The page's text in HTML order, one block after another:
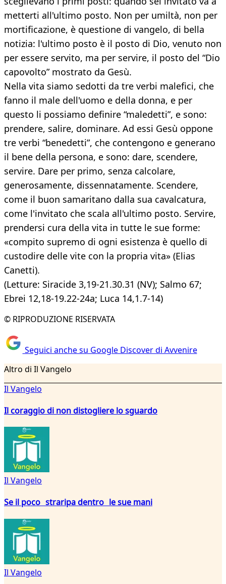
metterti all'ultimo posto. Non per umiltà, non per
mortificazione, è questione di vangelo, di bella
notizia: l'ultimo posto è il posto di Dio, venuto non
per essere servito, ma per servire, il posto del “Dio
capovolto” mostrato da Gesù.
Nella vita siamo sedotti da tre verbi malefici, che
fanno il male dell'uomo e della donna, e per
questo li possiamo definire “maledetti”, e sono:
prendere, salire, dominare. Ad essi Gesù oppone
tre verbi “benedetti”, che contengono e generano
il bene della persona, e sono: dare, scendere,
servire. Dare per primo, senza calcolare,
generosamente, dissennatamente. Scendere,
come il buon samaritano dalla sua cavalcatura,
come l'invitato che scala all'ultimo posto. Servire,
prendersi cura della vita in tutte le sue forme:
«compito supremo di ogni esistenza è quello di
custodire delle vite con la propria vita» (Elias
Canetti).
(Letture: Siracide 3,19-21.30.31 (NV); Salmo 67;
Ebrei 12,18-19.22-24a; Luca 14,1.7-14)
© RIPRODUZIONE RISERVATA
Seguici anche su Google Discover di Avvenire
Altro di Il Vangelo
Il Vangelo
Il coraggio di non distogliere lo sguardo
Il Vangelo
Se il poco straripa dentro le sue mani
Il Vangelo